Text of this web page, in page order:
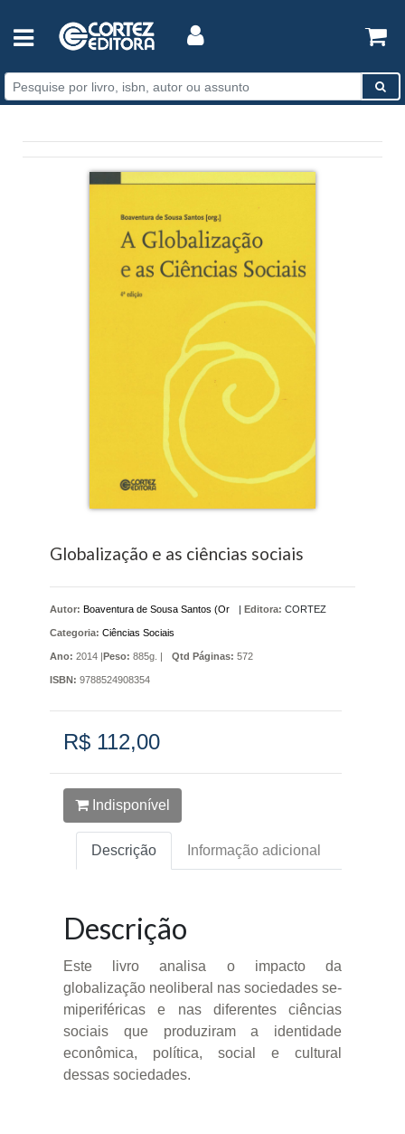
Globalização e as ciências sociais
Autor: Boaventura de Sousa Santos (Or | Editora: CORTEZ
Categoria: Ciências Sociais
Ano: 2014 |Peso: 885g. | Qtd Páginas: 572
ISBN: 9788524908354
R$ 112,00
Indisponível
Descrição Informação adicional
Descrição
Este livro analisa o impacto da
globalização neoliberal nas sociedades se-
miperiféricas e nas diferentes ciências
sociais que produziram a identidade
econômica, política, social e cultural
dessas sociedades.